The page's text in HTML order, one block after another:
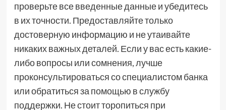
проверьте все введенные данные и убедитесь
в их точности. Предоставляйте только
достоверную информацию и не утаивайте
никаких важных деталей. Если у вас есть какие-
либо вопросы или сомнения, лучше
проконсультироваться со специалистом банка
или обратиться за помощью в службу
поддержки. Не стоит торопиться при